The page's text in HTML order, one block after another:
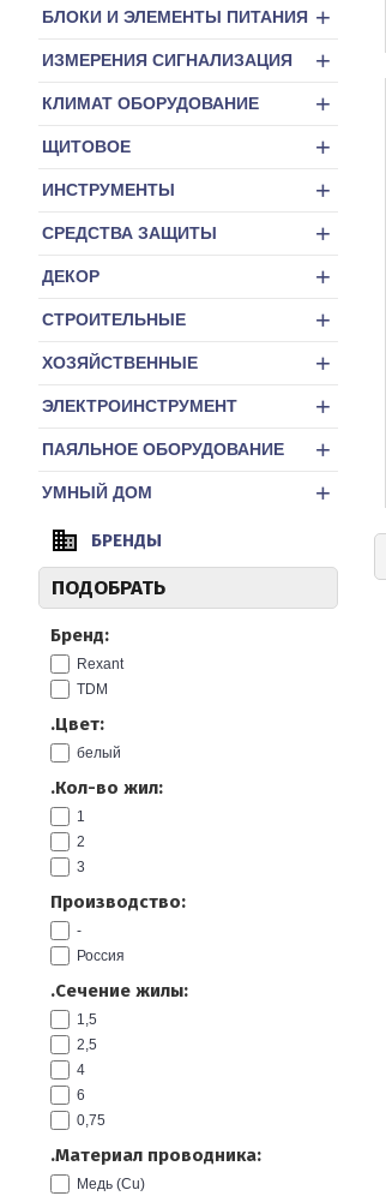
БЛОКИ И ЭЛЕМЕНТЫ ПИТАНИЯ +
ИЗМЕРЕНИЯ СИГНАЛИЗАЦИЯ +
КЛИМАТ ОБОРУДОВАНИЕ +
ЩИТОВОЕ +
ИНСТРУМЕНТЫ +
СРЕДСТВА ЗАЩИТЫ +
ДЕКОР +
СТРОИТЕЛЬНЫЕ +
ХОЗЯЙСТВЕННЫЕ +
ЭЛЕКТРОИНСТРУМЕНТ +
ПАЯЛЬНОЕ ОБОРУДОВАНИЕ +
УМНЫЙ ДОМ +
БРЕНДЫ
ПОДОБРАТЬ
Бренд:
Rexant
TDM
.Цвет:
белый
.Кол-во жил:
1
2
3
Производство:
-
Россия
.Сечение жилы:
1,5
2,5
4
6
0,75
.Материал проводника:
Медь (Cu)